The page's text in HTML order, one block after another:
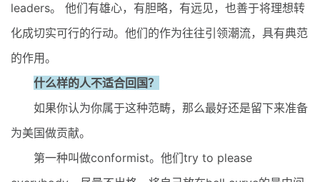
leaders。 他们有雄心，有胆略，有远见，也善于将理想转
化成切实可行的行动。他们的作为往往引领潮流，具有典范
的作用。
什么样的人不适合回国？
如果你认为你属于这种范畴，那么最好还是留下来准备
为美国做贡献。
第一种叫做conformist。他们try to please